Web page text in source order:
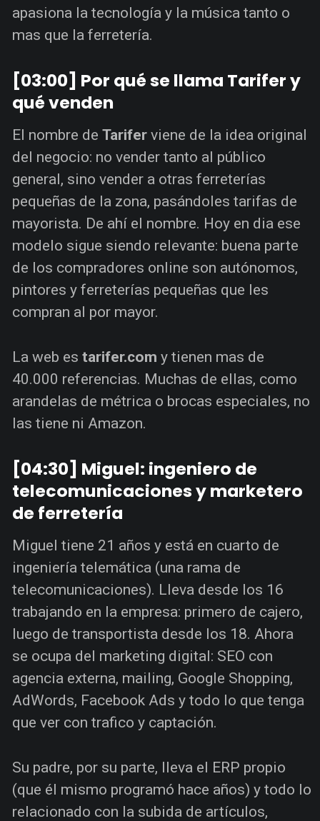
apasiona la tecnología y la música tanto o
mas que la ferretería.
[03:00] Por qué se llama Tarifer y
qué venden
El nombre de Tarifer viene de la idea original
del negocio: no vender tanto al público
general, sino vender a otras ferreterías
pequeñas de la zona, pasándoles tarifas de
mayorista. De ahí el nombre. Hoy en dia ese
modelo sigue siendo relevante: buena parte
de los compradores online son autónomos,
pintores y ferreterías pequeñas que les
compran al por mayor.
La web es tarifer.com y tienen mas de
40.000 referencias. Muchas de ellas, como
arandelas de métrica o brocas especiales, no
las tiene ni Amazon.
[04:30] Miguel: ingeniero de
telecomunicaciones y marketero
de ferretería
Miguel tiene 21 años y está en cuarto de
ingeniería telemática (una rama de
telecomunicaciones). Lleva desde los 16
trabajando en la empresa: primero de cajero,
luego de transportista desde los 18. Ahora
se ocupa del marketing digital: SEO con
agencia externa, mailing, Google Shopping,
AdWords, Facebook Ads y todo lo que tenga
que ver con trafico y captación.
Su padre, por su parte, lleva el ERP propio
(que él mismo programó hace años) y todo lo
relacionado con la subida de artículos,